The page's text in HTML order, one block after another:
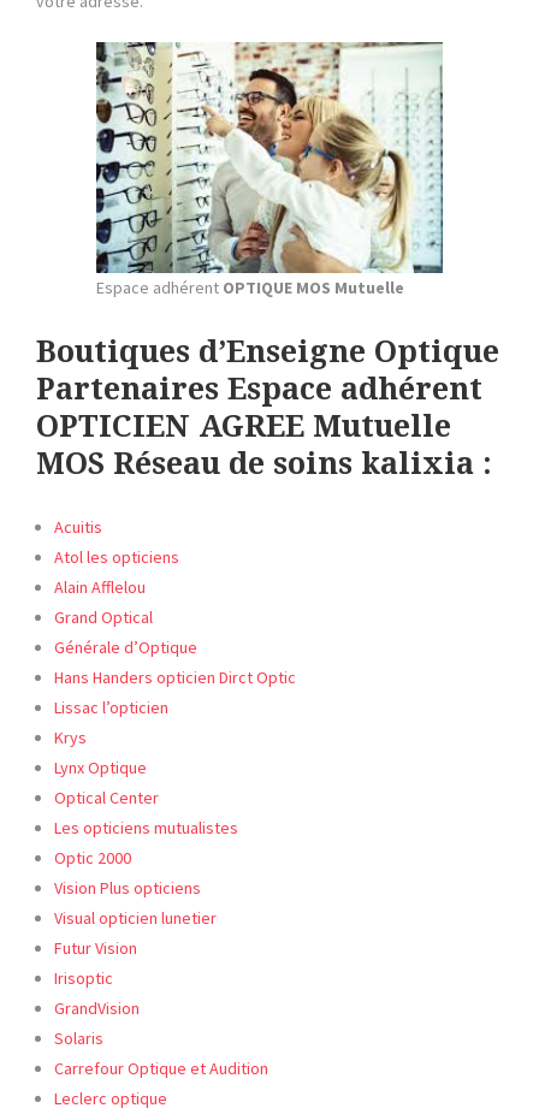
Espace adhérent OPTIQUE MOS Mutuelle
Boutiques d’Enseigne Optique
Partenaires Espace adhérent
OPTICIEN AGREE Mutuelle
MOS Réseau de soins kalixia :
Acuitis
Atol les opticiens
Alain Afflelou
Grand Optical
Générale d’Optique
Hans Handers opticien Dirct Optic
Lissac l’opticien
Krys
Lynx Optique
Optical Center
Les opticiens mutualistes
Optic 2000
Vision Plus opticiens
Visual opticien lunetier
Futur Vision
Irisoptic
GrandVision
Solaris
Carrefour Optique et Audition
Leclerc optique